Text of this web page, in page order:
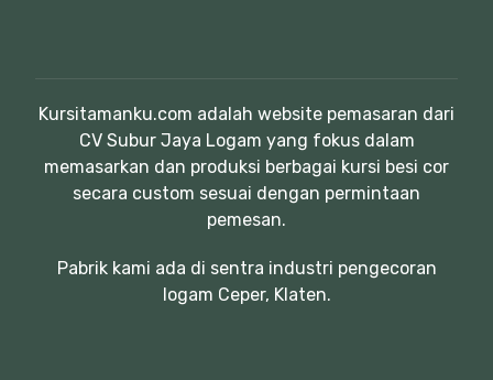
Kursitamanku.com adalah website pemasaran dari
CV Subur Jaya Logam yang fokus dalam
memasarkan dan produksi berbagai kursi besi cor
secara custom sesuai dengan permintaan
pemesan.
Pabrik kami ada di sentra industri pengecoran
logam Ceper, Klaten.